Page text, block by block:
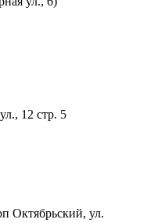
12 стр. 5
Октябрьский, ул.